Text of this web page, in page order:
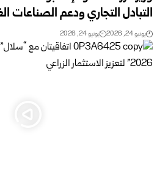
التبادل التجاري ‏ودعم الصناعات
يونيو 24, 2026 يونيو 24, 2026